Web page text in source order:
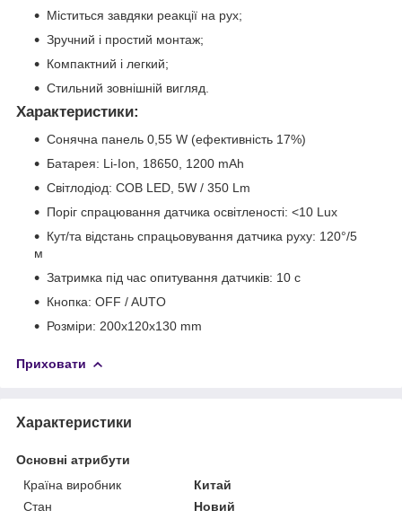
Міститься завдяки реакції на рух;
Зручний і простий монтаж;
Компактний і легкий;
Стильний зовнішній вигляд.
Характеристики:
Сонячна панель 0,55 W (ефективність 17%)
Батарея: Li-Ion, 18650, 1200 mAh
Світлодіод: COB LED, 5W / 350 Lm
Поріг спрацювання датчика освітленості: <10 Lux
Кут/та відстань спрацьовування датчика руху: 120°/5
м
Затримка під час опитування датчиків: 10 с
Кнопка: OFF / AUTO
Розміри: 200х120х130 mm
Приховати
Характеристики
Основні атрибути
Країна виробник
Китай
Стан
Новий